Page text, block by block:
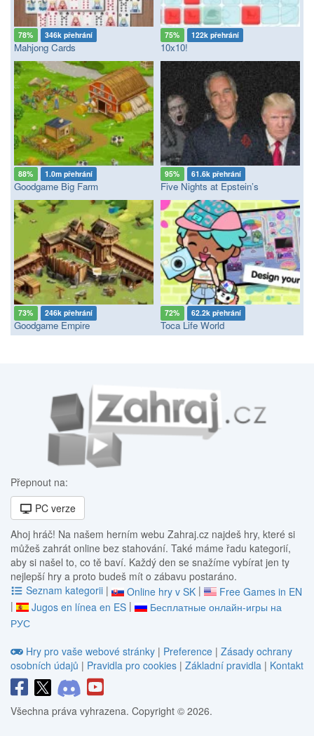
78% 346k přehrání
Mahjong Cards
75% 122k přehrání
10x10!
88% 1.0m přehrání
Goodgame Big Farm
95% 61.6k přehrání
Five Nights at Epstein’s
73% 246k přehrání
Goodgame Empire
72% 62.2k přehrání
Toca Life World
Přepnout na:
PC verze
Ahoj hráč! Na našem herním webu Zahraj.cz najdeš hry, které si
můžeš zahrát online bez stahování. Také máme řadu kategorií,
aby si našel to, co tě baví. Každý den se snažíme vybírat jen ty
nejlepší hry a proto budeš mít o zábavu postaráno.
Seznam kategorii | Online hry v SK |
Free Games in EN
|
Jugos en línea en ES |
Бесплатные онлайн-игры на
РУС
Hry pro vaše webové stránky | Preference | Zásady ochrany
osobních údajů | Pravidla pro cookies | Základní pravidla | Kontakt
Všechna práva vyhrazena. Copyright © 2026.